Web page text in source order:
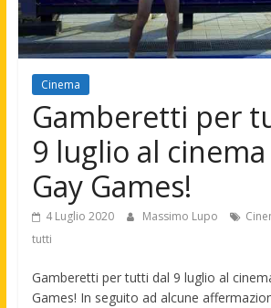
Cinema
Gamberetti per
9 luglio al
Gay Games!
4 Luglio 2020 Massimo Lupo
tutti
Gamberetti per tutti dal 9 luglio al
Games! In seguito ad alcune